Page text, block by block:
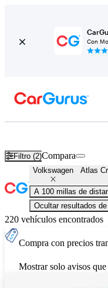
Con
Filtro (2)Compara
Volkswagen Atlas
A 100 millas de
Ocultar resultados
220 vehículos encontrados
Compra con precios
Mostrar solo avisos